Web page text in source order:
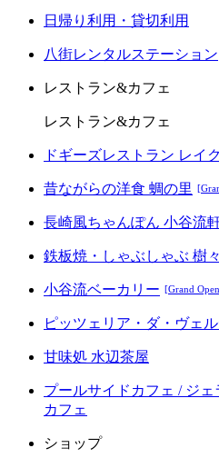
日帰り利用・貸切利用
八街レンタルステーション
レストラン&カフェ
レストラン&カフェ
ドギーズレストラン レイ
昔ながらの洋食 蜩の里
長崎風ちゃんぽん 小谷流
鉄板焼・しゃぶしゃぶ 樹
小谷流ベーカリー [Grand
ピッツェリア・ダ・ヴェ
甘味処 水辺茶屋
プールサイドカフェ / ジ
カフェ
ショップ